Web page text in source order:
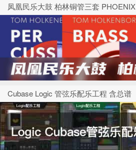
凤凰民乐大鼓 柏林铜管三套 PHOENIX
Cubase Logic 管弦乐配乐工程 含总谱